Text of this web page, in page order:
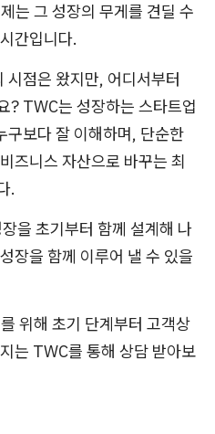
는 그 성장의 무게를 견딜 수
간입니다.
시점은 왔지만, 어디서부터
? TWC는 성장하는 스타트업
구보다 잘 이해하며, 단순한
즈니스 자산으로 바꾸는 최
.
을 초기부터 함께 설계해 나
장을 함께 이루어 낼 수 있을
위해 초기 단계부터 고객상
는 TWC를 통해 상담 받아보